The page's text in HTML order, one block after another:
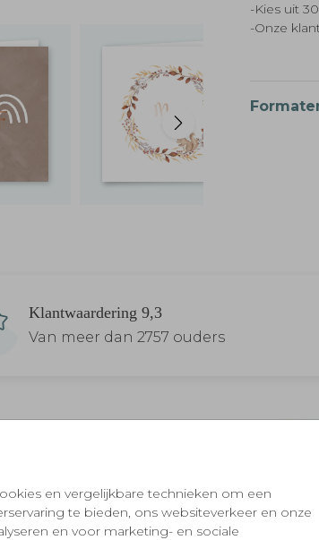
en vergelijkbare technieken om een
te bieden, ons websiteverkeer en onze
en voor marketing- en sociale
-Kies uit
-Onze
Klantwaardering 9,3
Van meer dan 2757 ouders
en betalen